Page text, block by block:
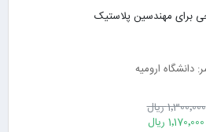
برای مهندسین پلاستیک
دانشگاه ارومیه
1٬300٬000 ریال
1٬170٬000 ریال